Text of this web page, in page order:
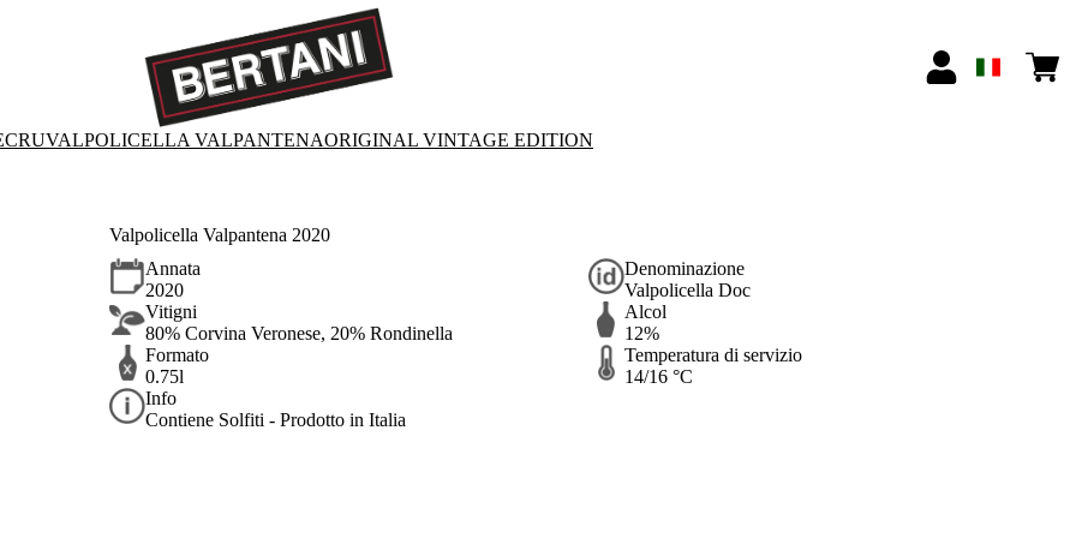
CRUVALPOLICELLA VALPANTENAORIGINAL VINTAGE EDITION
Valpolicella Valpantena 2020
Annata
2020
Denominazione
Valpolicella Doc
Vitigni
80% Corvina Veronese, 20% Rondinella
Alcol
12%
Formato
0.75l
Temperatura di servizio
14/16 °C
Info
Contiene Solfiti - Prodotto in Italia